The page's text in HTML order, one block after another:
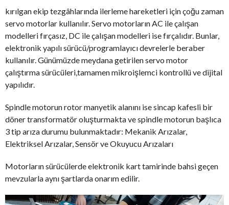
kırılgan ekip tezgâhlarında ilerleme hareketleri için çoğu zaman
servo motorlar kullanılır. Servo motorların AC ile çalışan
modelleri fırçasız, DC ile çalışan modelleri ise fırçalıdır. Bunlar,
elektronik yapılı sürücü/programlayıcı devrelerle beraber
kullanılır. Günümüzde meydana getirilen servo motor
çalıştırma sürücüleri,tamamen mikroişlemci kontrollü ve dijital
yapılıdır.
Spindle motorun rotor manyetik alanını ise sincap kafesli bir
döner transformatör oluşturmakta ve spindle motorun başlıca
3 tip arıza durumu bulunmaktadır: Mekanik Arızalar,
Elektriksel Arızalar, Sensör ve Okuyucu Arızaları
Motorların sürücülerde elektronik kart tamirinde bahsi geçen
mevzularla aynı şartlarda onarım edilir.